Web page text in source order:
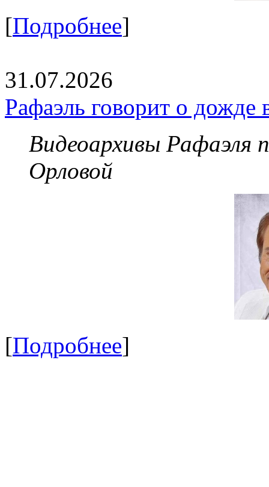
[Подробнее]
31.07.2026
Рафаэль говорит о дожде
Видеоархивы Рафаэля
Орловой
[Подробнее]